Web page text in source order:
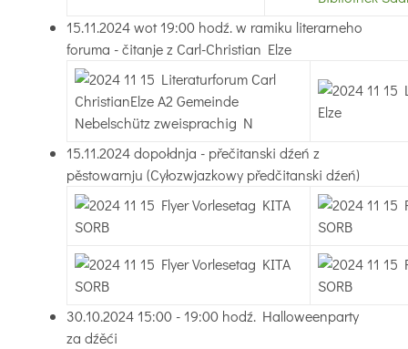
15.11.2024 wot 19:00 hodź. w ramiku literarneho
foruma - čitanje z Carl-Christian Elze
15.11.2024 dopołdnja - přečitanski dźeń z
pěstowarnju (Cyłozwjazkowy předčitanski dźeń)
30.10.2024 15:00 - 19:00 hodź. Halloweenparty
za dźěći